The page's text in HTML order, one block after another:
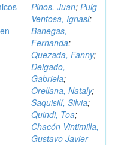
Pinos, Juan; Puig
Ventosa, Ignasi;
Banegas,
Fernanda;
Quezada, Fanny;
Delgado,
Gabriela;
Orellana, Nataly;
Saquisilí, Silvia;
Quindi, Toa;
Chacón Vintimilla,
Gustavo Javier